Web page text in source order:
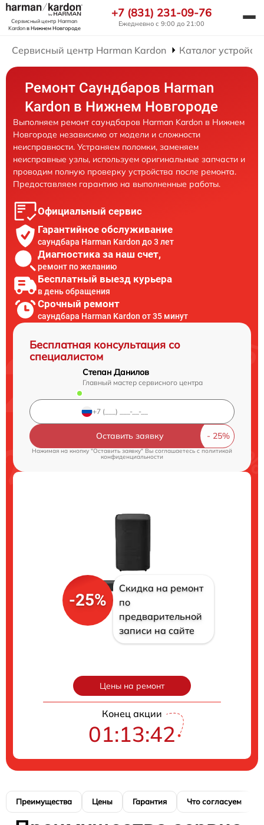
Сервисный центр Harman
Kardonв Нижнем Новгороде
+7 (831) 231-09-76
Ежедневно с 9:00 до 21:00
Сервисный центр Harman Kardon Каталог устройств
Ремонт Саундбаров Harman
Kardon в Нижнем Новгороде
Выполняем ремонт саундбаров Harman Kardon в Нижнем
Новгороде независимо от модели и сложности
неисправности. Устраняем поломки, заменяем
неисправные узлы, используем оригинальные запчасти и
проводим полную проверку устройства после ремонта.
Предоставляем гарантию на выполненные работы.
Официальный сервис
Гарантийное обслуживание
саундбара Harman Kardon до 3 лет
Диагностика за наш счет,
ремонт по желанию
Бесплатный выезд курьера
в день обращения
Срочный ремонт
саундбара Harman Kardon от 35 минут
Бесплатная консультация со
специалистом
Степан Данилов
Главный мастер сервисного центра
Оставить заявку
Нажимая на кнопку "Оставить заявку" Вы соглашаетесь cполитикой
конфиденциальности
-25%
Скидка на ремонт
по
предварительной
записи на сайте
Цены на ремонт
Конец акции
01:13:40
Преимущества Цены Гарантия Что согласуем